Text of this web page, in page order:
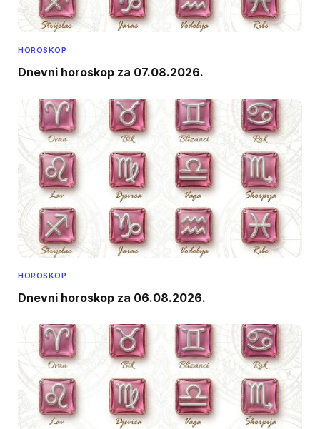
HOROSKOP
Dnevni horoskop za 07.08.2026.
HOROSKOP
Dnevni horoskop za 06.08.2026.